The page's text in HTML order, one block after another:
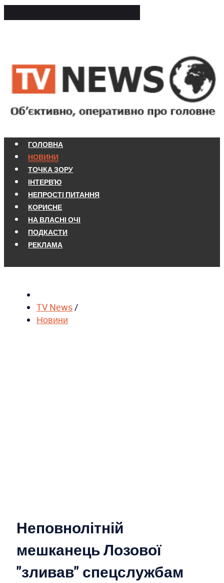
ГОЛОВНА
НОВИНИ
ТОЧКА ЗОРУ
ІНТЕРВ'Ю
НЕПРОСТІ ПИТАННЯ
КОРИСНЕ
НА ВЛАСНІ ОЧІ
ПОДКАСТИ
РЕКЛАМА
TV News/
Новини
Неповнолітній
мешканець Лозової
"зливав" спецслужбам